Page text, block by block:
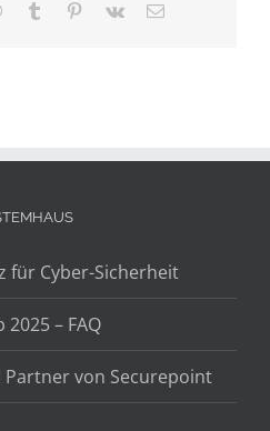
WhatsApp
Tumblr Pinterest
Vk
E-
für Cyber-Sicherheit
– FAQ
Partner von Securepoint